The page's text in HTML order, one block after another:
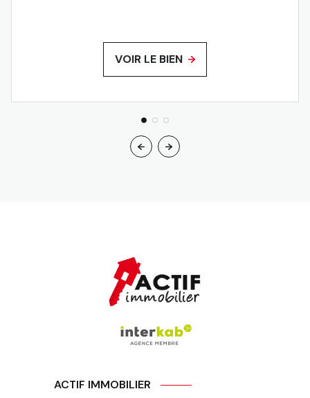
VOIR LE BIEN
ACTIF IMMOBILIER